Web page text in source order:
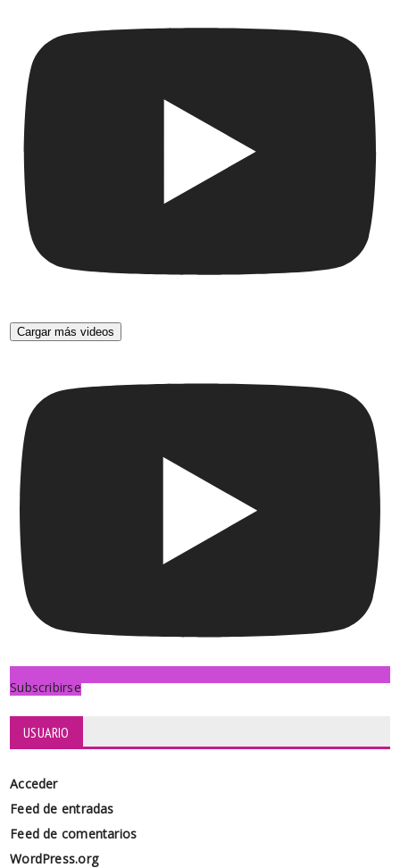
Cargar más videos
Subscribirse
USUARIO
Acceder
Feed de entradas
Feed de comentarios
WordPress.org